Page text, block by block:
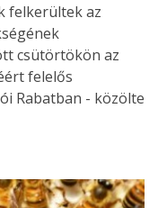
felkerültek az
csütörtökön az
felelős
Rabatban - közölte